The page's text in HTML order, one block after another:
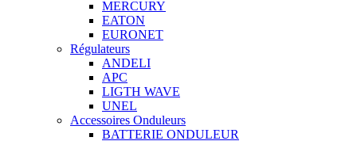
MERCURY
EATON
EURONET
Régulateurs
ANDELI
APC
LIGTH WAVE
UNEL
Accessoires Onduleurs
BATTERIE ONDULEUR